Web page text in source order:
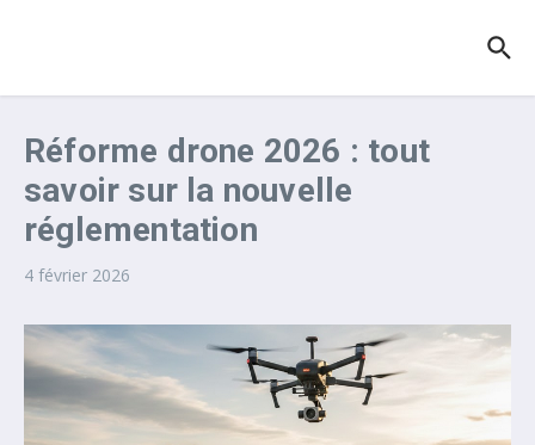
Réforme drone 2026 : tout
savoir sur la nouvelle
réglementation
4 février 2026